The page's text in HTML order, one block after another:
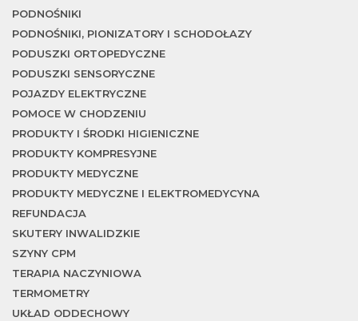
PODNOŚNIKI
PODNOŚNIKI, PIONIZATORY I SCHODOŁAZY
PODUSZKI ORTOPEDYCZNE
PODUSZKI SENSORYCZNE
POJAZDY ELEKTRYCZNE
POMOCE W CHODZENIU
PRODUKTY I ŚRODKI HIGIENICZNE
PRODUKTY KOMPRESYJNE
PRODUKTY MEDYCZNE
PRODUKTY MEDYCZNE I ELEKTROMEDYCYNA
REFUNDACJA
SKUTERY INWALIDZKIE
SZYNY CPM
TERAPIA NACZYNIOWA
TERMOMETRY
UKŁAD ODDECHOWY